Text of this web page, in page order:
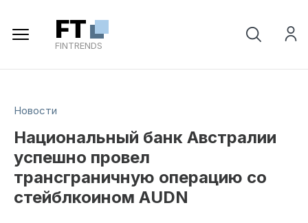
FT
FINTRENDS
Новости
Национальный банк Австралии
успешно провел
трансграничную операцию со
стейблкоином AUDN